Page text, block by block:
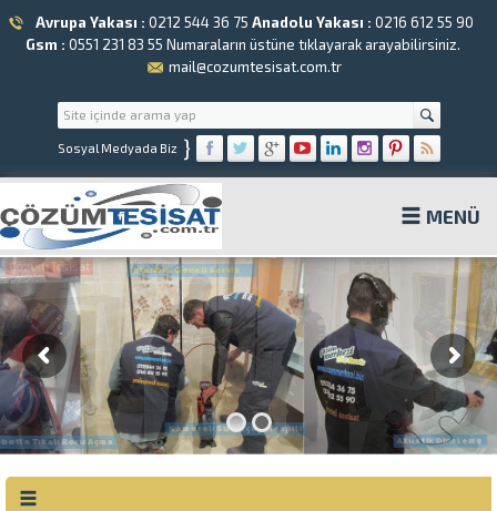
Avrupa Yakası : 0212 544 36 75 Anadolu Yakası : 0216 612 55 90
Gsm : 0551 231 83 55 Numaraların üstüne tıklayarak arayabilirsiniz.
mail@cozumtesisat.com.tr
Sosyal Medyada Biz }
MENÜ